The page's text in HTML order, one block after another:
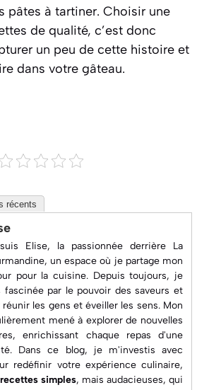
pâtes à tartiner. Choisir une
de qualité, c’est donc
un peu de cette histoire et
dans votre gâteau.
récents
Elise, la passionnée derrière La
, un espace où je partage mon
pour la cuisine. Depuis toujours, je
fascinée par le pouvoir des saveurs et
les gens et éveiller les sens. Mon
mené à explorer de nouvelles
enrichissant chaque repas d'une
Dans ce blog, je m'investis avec
redéfinir votre expérience culinaire,
recettes simples, mais audacieuses, qui